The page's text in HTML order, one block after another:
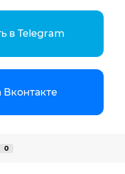
в Telegram
Вконтакте
0